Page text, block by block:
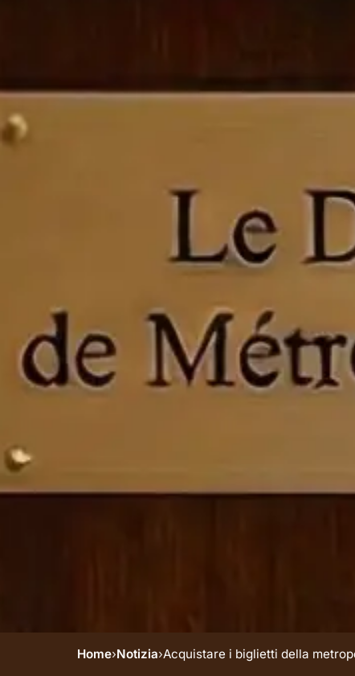
Home›Notizia›Acquistare i biglietti della